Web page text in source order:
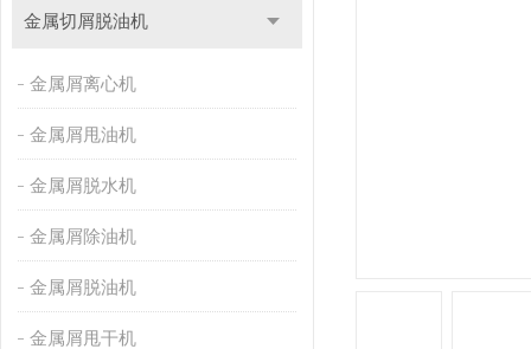
金属切屑脱油机
金属屑离心机
金属屑甩油机
金属屑脱水机
金属屑除油机
金属屑脱油机
金属屑甩干机